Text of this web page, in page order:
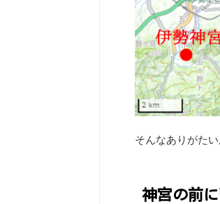
そんなありがた
神宮の前